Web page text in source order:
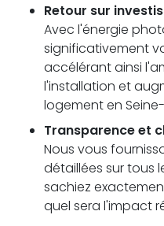
Retour sur
Avec l'énergie
significativement
accélérant ainsi
l'installation et
logement en
Transparence et
Nous vous
détaillées sur tous
sachiez
quel sera l'impact